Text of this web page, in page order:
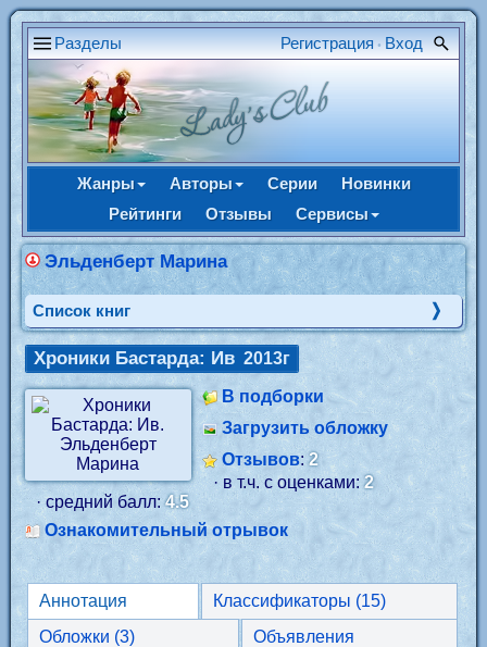
Разделы Регистрация • Вход
Жанры Авторы Серии
Новинки
Рейтинги
Отзывы Сервисы
Эльденберт Марина
Cписок книг
Хроники Бастарда: Ив 2013г
В подборки
Загрузить обложку
Отзывов:2
· в т.ч. с оценками:2
· средний балл:4.5
Ознакомительный отрывок
Аннотация
Классификаторы (15)
Обложки (3)
Объявления